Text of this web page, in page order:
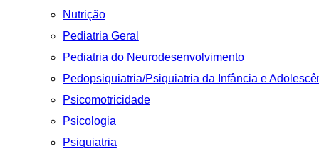
Nutrição
Pediatria Geral
Pediatria do Neurodesenvolvimento
Pedopsiquiatria/Psiquiatria da Infância e
Psicomotricidade
Psicologia
Psiquiatria